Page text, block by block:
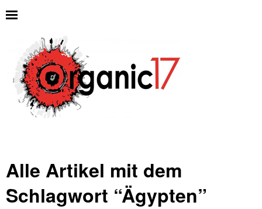
Alle Artikel mit dem
Schlagwort “Ägypten”